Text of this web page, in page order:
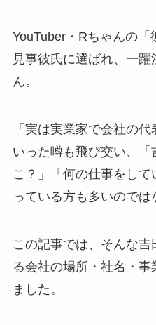
YouTuber・Rちゃんの
見事彼氏に選ばれ、一
ん。
「実は実業家で会社の
いった噂も飛び交い、
こ？」「何の仕事をし
っている方も多いのでは
この記事では、そんな
る会社の場所・社名・
ました。